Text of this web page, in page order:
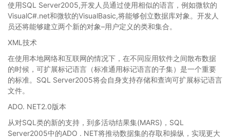
使用SQL Server2005,开发人员通过使用相似的语言，例如微软的
VisualC#.net和微软的VisualBasic,将能够创立数据库对象。开发人
员还将能够建立两个新的对象–用户定义的类和集合。
XML技术
在使用本地网络和互联网的情况下，在不同应用软件之间散布数据
的时候，可扩展标记语言（标准通用标记语言的子集）是一个重要
的标准。SQL Server2005将会自身支持存储和查询可扩展标记语言
文件。
ADO. NET2.0版本
从对SQL类的新的支持，到多活动结果集(MARS)，SQL
Server2005中的ADO . NET将推动数据集的存取和操纵，实现更大